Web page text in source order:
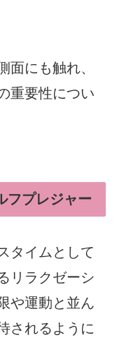
面にも触れ、
重要性につい
フプレジャー
タイムとして
リラクゼーシ
や運動と並ん
されるように